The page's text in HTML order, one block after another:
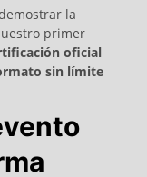
la
primer
oficial
sin límite